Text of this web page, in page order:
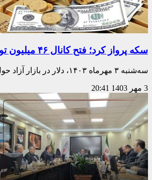
سکه پرواز کرد؛ فتح کانال ۴۶ میلیون تومانی
سه‌شنبه ۳ مهرماه ۱۴۰۳، دلار در بازار آزاد حول و حوش ۶۰ هزار و ۴۵۰
3 مهر 1403 20:41